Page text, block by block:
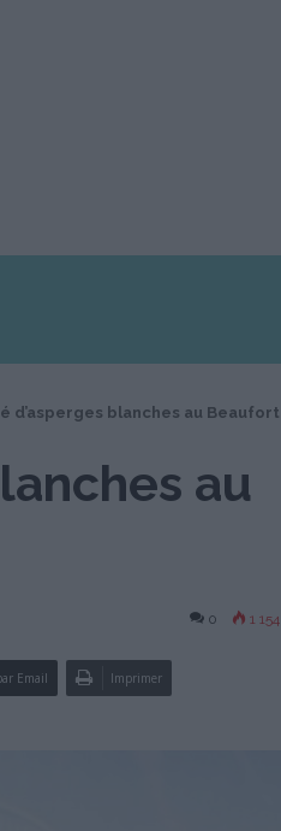
d’asperges blanches au Beaufort
au
0 1 154
Email Imprimer